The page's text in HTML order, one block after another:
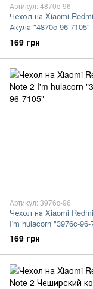
Артикул: 4870c-96
Чехол на Xiaomi
Акула "4870c-96-7105"
169 грн
Артикул: 3976c-96
Чехол на Xiaomi
I'm hulacorn "3976c-96-
169 грн